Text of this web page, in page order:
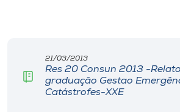
Biblioteca
21/03/2013
Res 20 Consun 2013 -
graduação Gestao
Catástrofes-XXE